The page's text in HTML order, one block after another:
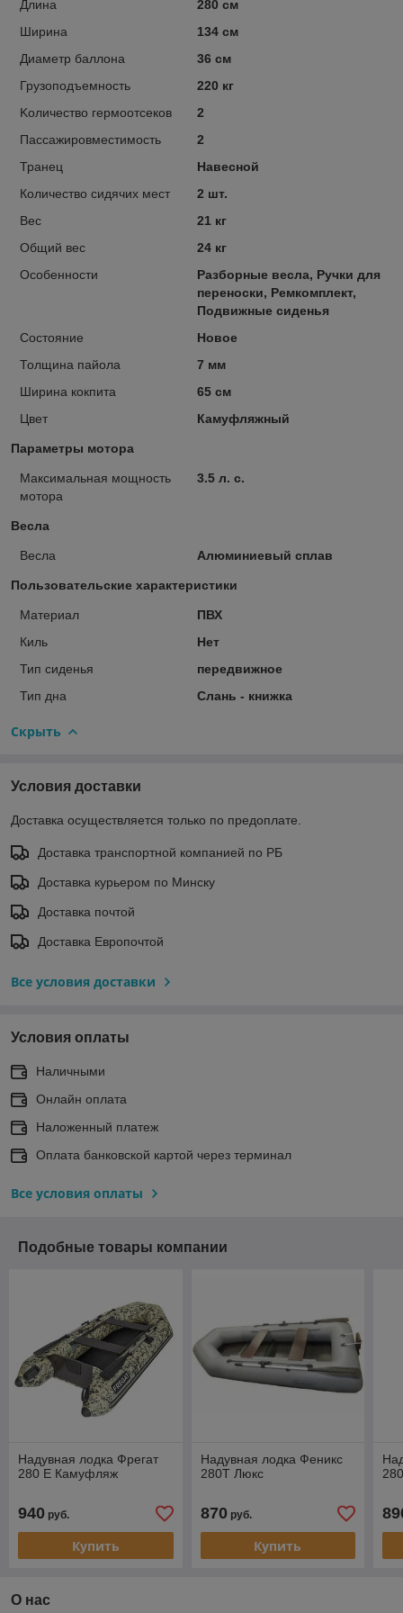
Длина
280 см
Ширина
134 см
Диаметр баллона
36 см
Грузоподъемность
220 кг
Kоличество гермоотсеков
2
Пассажировместимость
2
Транец
Навесной
Количество сидячих мест
2 шт.
Вес
21 кг
Общий вес
24 кг
Особенности
Разборные весла, Ручки для
переноски, Ремкомплект,
Подвижные сиденья
Состояние
Новое
Толщина пайола
7 мм
Ширина кокпита
65 см
Цвет
Камуфляжный
Параметры мотора
Максимальная мощность
мотора
3.5 л. с.
Весла
Весла Алюминиевый сплав
Пользовательские характеристики
Материал
ПВХ
Киль
Нет
Тип сиденья
передвижное
Тип дна
Слань - книжка
Скрыть
Условия доставки
Доставка осуществляется только по предоплате.
Доставка транспортной компанией по РБ
Доставка курьером по Минску
Доставка почтой
Доставка Европочтой
Все условия доставки
Условия оплаты
Наличными
Онлайн оплата
Наложенный платеж
Оплата банковской картой через терминал
Все условия оплаты
Подобные товары компании
Надувная лодка Фрегат
280 Е Камуфляж
940 руб.
Купить
Надувная лодка Феникс
280Т Люкс
870руб.
Купить
О нас